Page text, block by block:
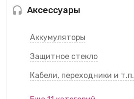
Аксессуары
Аккумуляторы
Защитное стекло
Кабели, переходники и т.п.